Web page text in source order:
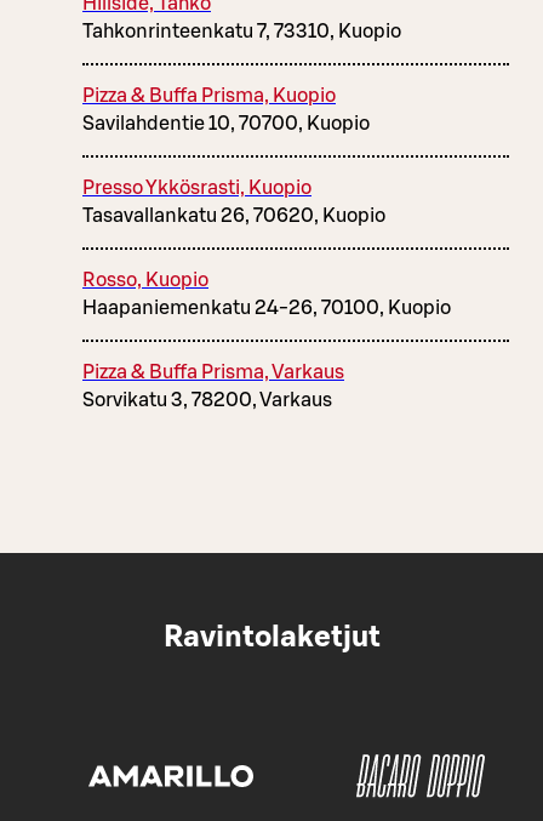
Tahkonrinteenkatu 7, 73310, Kuopio
Pizza & Buffa Prisma, Kuopio
Savilahdentie 10, 70700, Kuopio
Presso Ykkösrasti, Kuopio
Tasavallankatu 26, 70620, Kuopio
Rosso, Kuopio
Haapaniemenkatu 24-26, 70100, Kuopio
Pizza & Buffa Prisma, Varkaus
Sorvikatu 3, 78200, Varkaus
Ravintolaketjut